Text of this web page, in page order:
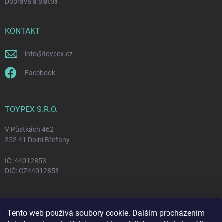
Tento web používá soubory cookie. Dalším procházením
KONTAKT
info@toypex.cz
Facebook
TOYPEX S.R.O.
V Půstkách 462
252 41 Dolní Břežany
IČ: 44012853
DIČ: CZ44012853